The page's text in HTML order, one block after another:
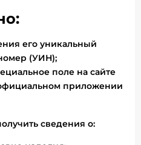
его уникальный
(УИН);
поле на сайте
приложении
сведения о: